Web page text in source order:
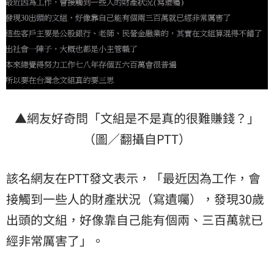
▲網友好奇問「文組是不是真的很難賺錢？」
（圖／翻攝自PTT）
該名網友在PTT發文表示，「最近因為工作，會
接觸到一些人的財產狀況（寫遺囑），發現30歲
出頭的文組，好像靠自己能有個兩、三百萬就已
經非常厲害了」。